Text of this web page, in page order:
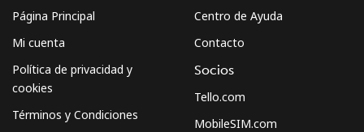
Página Principal
Mi cuenta
Política de privacidad y
cookies
Términos y Condiciones
Centro de Ayuda
Contacto
Socios
Tello.com
MobileSIM.com